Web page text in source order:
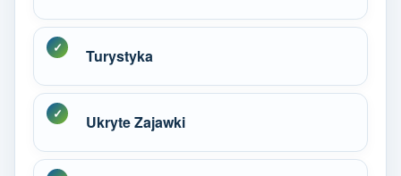
Turystyka
Ukryte Zajawki